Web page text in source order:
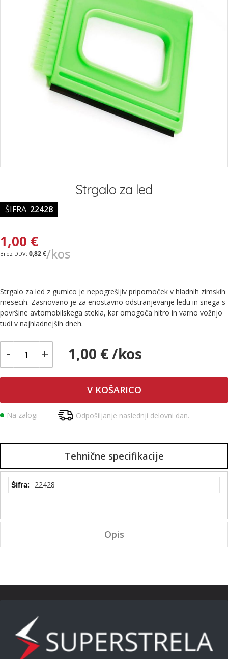
galerije
slik
Strgalo za led
ŠIFRA 22428
1,00 €
0,82 €/kos
Strgalo za led z gumico je nepogrešljiv pripomoček v hladnih zimskih
mesecih. Zasnovano je za enostavno odstranjevanje ledu in snega s
površine avtomobilskega stekla, kar omogoča hitro in varno vožnjo
tudi v najhladnejših dneh.
- + 1,00 € /kos
V KOŠARICO
Na zalogi Odpošiljanje naslednji delovni dan.
Tehnične specifikacije
Tehnične
specifikacije
22428
Opis